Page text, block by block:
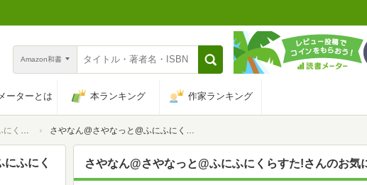
Amazon和書
ーターとは 本ランキング 作家ランキング
すた! さやなん@さやなっと@ふにふにくらすた!さんのお気に入られ
さやなん@さやなっと@ふにふにくらすた!さんのお気
ふにく